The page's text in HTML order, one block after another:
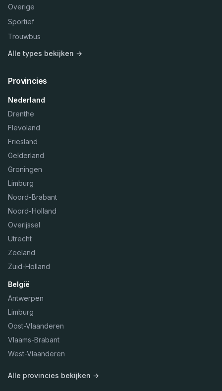
Overige
Sportief
Trouwbus
Alle types bekijken →
Provincies
Nederland
Drenthe
Flevoland
Friesland
Gelderland
Groningen
Limburg
Noord-Brabant
Noord-Holland
Overijssel
Utrecht
Zeeland
Zuid-Holland
België
Antwerpen
Limburg
Oost-Vlaanderen
Vlaams-Brabant
West-Vlaanderen
Alle provincies bekijken →